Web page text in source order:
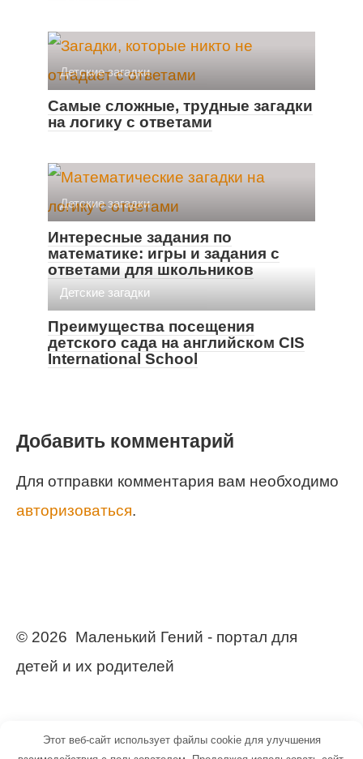
Детские загадки
Самые сложные, трудные загадки
на логику с ответами
Детские загадки
Интересные задания по
математике: игры и задания с
ответами для школьников
Детские загадки
Преимущества посещения
детского сада на английском CIS
International School
Добавить комментарий
Для отправки комментария вам необходимо
авторизоваться.
© 2026 Маленький Гений - портал для
детей и их родителей
Этот веб-сайт использует файлы cookie для улучшения